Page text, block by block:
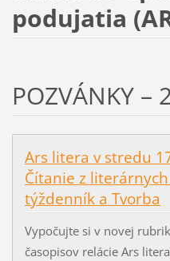
podujatia
POZVÁNKY –
Ars litera v stredu
Čítanie z
týždenník a Tvorba
Vypočujte si v novej
časopisov relácie Ars